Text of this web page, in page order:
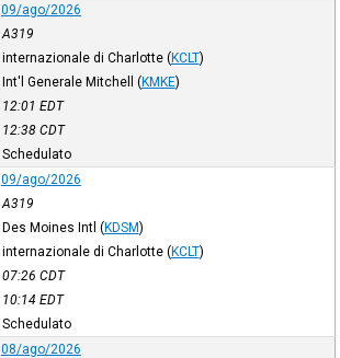
09/ago/2026
A319
internazionale di Charlotte (KCLT)
Int'l Generale Mitchell (KMKE)
12:01 EDT
12:38 CDT
Schedulato
09/ago/2026
A319
Des Moines Intl (KDSM)
internazionale di Charlotte (KCLT)
07:26 CDT
10:14 EDT
Schedulato
08/ago/2026